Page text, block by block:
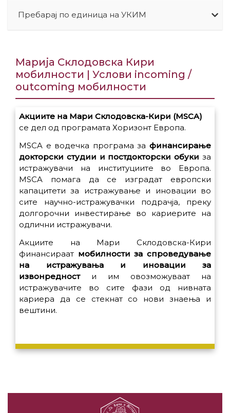
Пребарај по единица на УКИМ
Марија Склодовска Кири
мобилности | Услови incoming /
outcoming мобилности
Акциите на Мари Склодовска-Кири (MSCA)
се дел од програмата Хоризонт Европа.
MSCA е водечка програма за финансирање
докторски студии и постдокторски обуки за
истражувачи на институциите во Европа.
MSCA помага да се изградат европски
капацитети за истражување и иновации во
сите научно-истражувачки подрачја, преку
долгорочни инвестирање во кариерите на
одлични истражувачи.
Акциите на Мари Склодовска-Кири
финансираат мобилности за спроведување
на истражувања и иновации за
извонредности им овозможуваат на
истражувачите во сите фази од нивната
кариера да се стекнат со нови знаења и
вештини.